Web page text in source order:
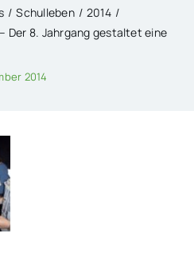
Schulleben
2014
Der 8. Jahrgang gestaltet eine
2014